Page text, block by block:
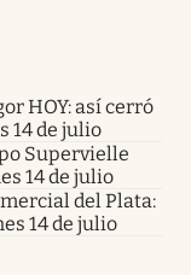
HOY: así cerró
14 de julio
Supervielle
14 de julio
del Plata:
14 de julio